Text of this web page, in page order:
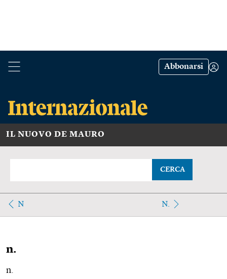
Abbonarsi
IL NUOVO DE MAURO
CERCA
N N.
n.
n.